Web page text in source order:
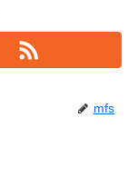
mfs